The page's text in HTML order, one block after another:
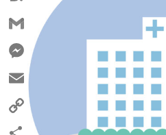
Hatena
Gmail
Messenger
Email
Copy